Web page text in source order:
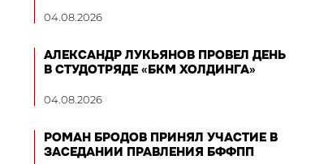
04.08.2026
АЛЕКСАНДР ЛУКЬЯНОВ ПРОВЕЛ ДЕНЬ
В СТУДОТРЯДЕ «БКМ ХОЛДИНГА»
04.08.2026
РОМАН БРОДОВ ПРИНЯЛ УЧАСТИЕ В
ЗАСЕДАНИИ ПРАВЛЕНИЯ БФФПП